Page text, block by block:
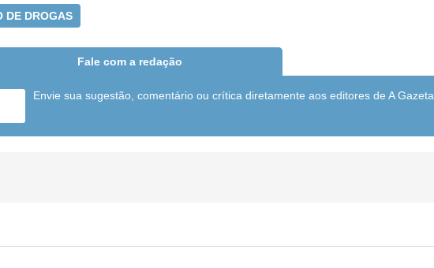
DE DROGAS
Fale com a redação
Envie sua sugestão, comentário ou crítica diretamente aos editores de A Gazeta